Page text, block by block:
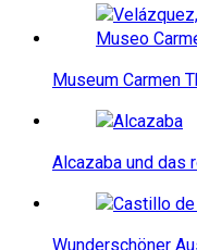
Museum Carmen
Alcazaba und das
Wunderschöner